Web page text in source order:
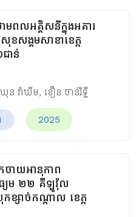
ាមពលអគ្គិសនីក្នុងអគារ
ខ​សង្គមសាខាខេត្ត
ាន់
ន វ៉ាឃីម​, ខឿន ចាន់រិទ្ធី​
2025
ចាយអានុភាព
យម ២២ គីឡូវ៉ុល
ខ្សាច់កណ្ដាល ខេត្ត